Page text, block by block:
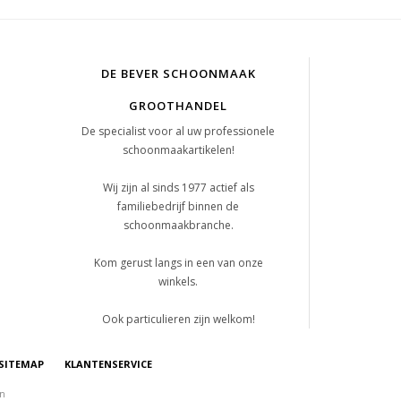
DE BEVER SCHOONMAAK
GROOTHANDEL
De specialist voor al uw professionele
schoonmaakartikelen!
Wij zijn al sinds 1977 actief als
familiebedrijf binnen de
schoonmaakbranche.
Kom gerust langs in een van onze
winkels.
Ook particulieren zijn welkom!
KLANTENSERVICE